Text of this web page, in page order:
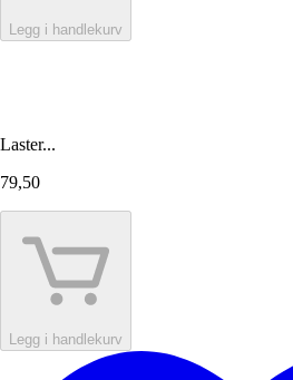
Legg i handlekurv
Laster...
79,50
Legg i handlekurv